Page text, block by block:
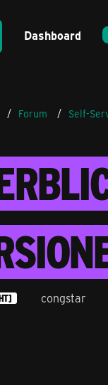
Dashboard
Forum Self-
congstar